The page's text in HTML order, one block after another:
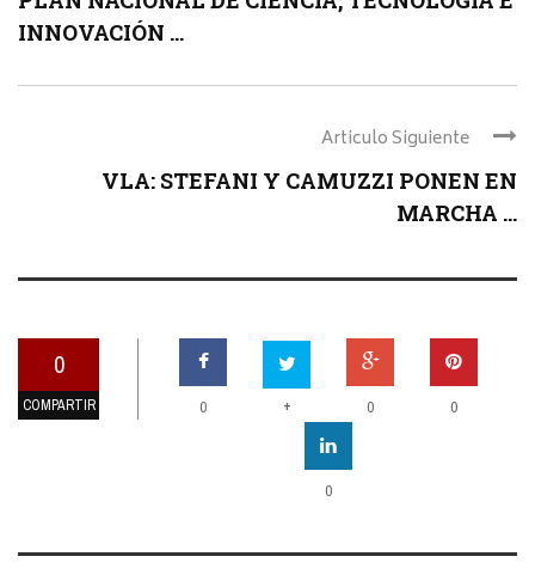
INNOVACIÓN ...
Articulo Siguiente
VLA: STEFANI Y CAMUZZI PONEN EN
MARCHA ...
0
COMPARTIR 0 + 0 0
0